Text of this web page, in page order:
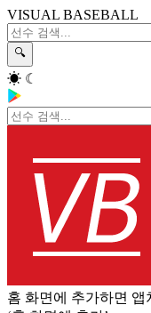
VISUAL BASEBALL
🔍
☀ ☾
홈 화면에 추가하면 앱